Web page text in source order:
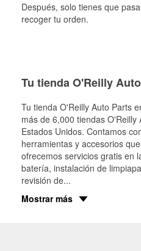
Después, solo tienes que
recoger tu orden.
Tu tienda O'Reilly
Tu tienda O'Reilly Auto Parts
más de 6,000 tiendas
Estados Unidos. Contamos
herramientas y accesorios
ofrecemos servicios gratis en
batería, instalación de
revisión de...
Mostrar más